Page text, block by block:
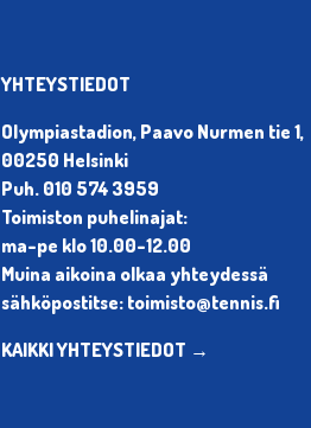
YHTEYSTIEDOT
Olympiastadion, Paavo Nurmen tie 1,
00250 Helsinki
Puh. 010 574 3959
Toimiston puhelinajat:
ma-pe klo 10.00-12.00
Muina aikoina olkaa yhteydessä
sähköpostitse: toimisto@tennis.fi
KAIKKI YHTEYSTIEDOT →